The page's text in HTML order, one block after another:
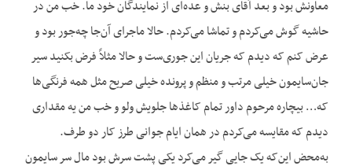
معاونش بود و بعد آقای بنش و عده‌ای از نمایندگان خود ما. خب من در
حاشیه گوش می‌کردم و تماشا می‌کردم. حالا ماجرای آن‌جا چه‌جور بود و
عرض کنم که دیدم که جریان این جوری‌ست و حالا مثلاً فرض بکنید سیر
جان‌سایمون خیلی مرتب و منظم و پرونده خیلی صریح مثل همه فرنگی‌ها
که… بیچاره مرحوم داور تمام کاغذها جلویش ولو و خب من یه مقداری
دیدم که مقایسه می‌کردم در همان ایام جوانی طرز کار دو طرف.
به‌محض این‌که یک جایی گیر می‌کرد یکی پشت سرش بود مال سر سایمون